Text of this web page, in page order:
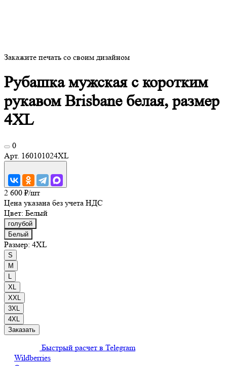
Закажите печать со своим дизайном
Рубашка мужская с коротким
рукавом Brisbane белая, размер
4XL
0
Арт. 160101024XL
2 600 ₽/шт
Цена указана без учета НДС
Цвет: Белый
голубой
Белый
Размер: 4XL
S
M
XL
XXL
3XL
4XL
Заказать
Быстрый расчет в Telegram
Wildberries